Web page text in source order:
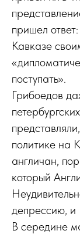
пришел
Кавказе
поступать».
Грибоедов
политике на
англичан,
который
депрессию, и
В середине